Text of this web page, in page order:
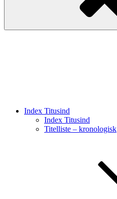
Index Titusind
Index Titusind
Titelliste – kronologisk